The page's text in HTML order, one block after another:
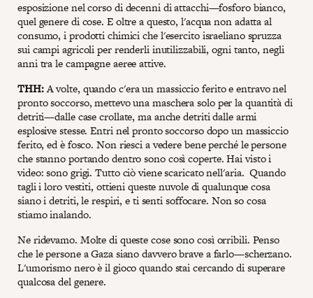
esposizione nel corso di decenni di attacchi—fosforo bianco,
quel genere di cose. E oltre a questo, l'acqua non adatta al
consumo, i prodotti chimici che l'esercito israeliano spruzza
sui campi agricoli per renderli inutilizzabili, ogni tanto, negli
anni tra le campagne aeree attive.
THH:A volte, quando c'era un massiccio ferito e entravo nel
pronto soccorso, mettevo una maschera solo per la quantità di
detriti—dalle case crollate, ma anche detriti dalle armi
esplosive stesse. Entri nel pronto soccorso dopo un massiccio
ferito, ed è fosco. Non riesci a vedere bene perché le persone
che stanno portando dentro sono così coperte. Hai visto i
video: sono grigi. Tutto ciò viene scaricato nell'aria. Quando
tagli i loro vestiti, ottieni queste nuvole di qualunque cosa
siano i detriti, le respiri, e ti senti soffocare. Non so cosa
stiamo inalando.
Ne ridevamo. Molte di queste cose sono così orribili. Penso
che le persone a Gaza siano davvero brave a farlo—scherzano.
L'umorismo nero è il gioco quando stai cercando di superare
qualcosa del genere.